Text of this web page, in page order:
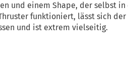
und einem Shape, der selbst in
funktioniert, lässt sich der
und ist extrem vielseitig.